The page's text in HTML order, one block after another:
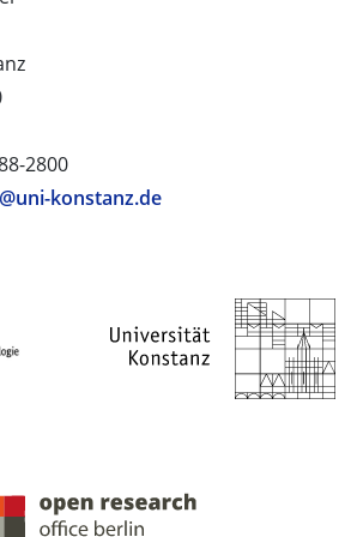
2800
konstanz.de